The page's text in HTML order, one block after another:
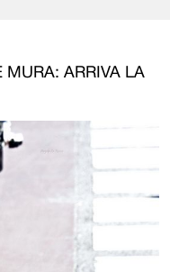
MURA: ARRIVA LA